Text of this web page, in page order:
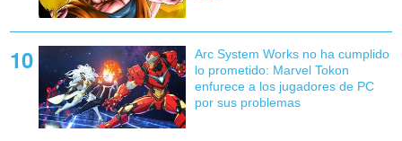
Arc System Works no ha cumplido
lo prometido: Marvel Tokon
enfurece a los jugadores de PC
por sus problemas